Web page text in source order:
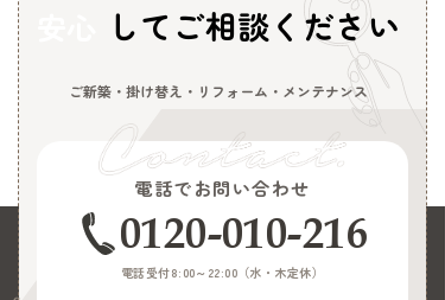
してご相談ください
ご新築・掛け替え・リフォーム・メンテナンス
電話でお問い合わせ
0120-010-216
電話受付8:00～22:00（水・木定休）